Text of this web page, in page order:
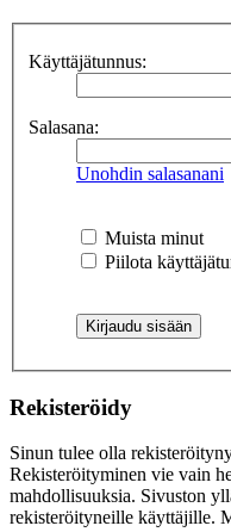
Käyttäjätunnus:
Salasana:
Unohdin salasanani
Muista minut
Piilota
Rekisteröidy
Sinun tulee olla
Rekisteröityminen vie vain
mahdollisuuksia. Sivuston
rekisteröityneille käyttäjille.